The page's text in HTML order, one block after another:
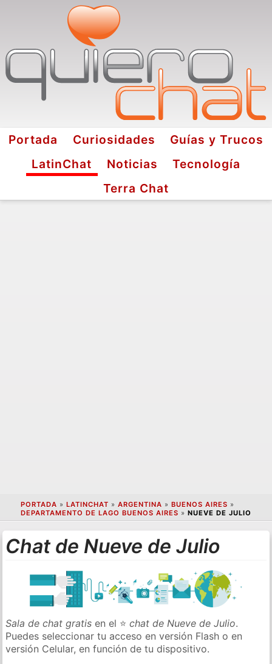
Portada Curiosidades
Guías y Trucos
LatinChat
Noticias
Tecnología
Terra Chat
PORTADA » LATINCHAT » ARGENTINA » BUENOS AIRES »
DEPARTAMENTO DE LAGO BUENOS AIRES » NUEVE DE JULIO
Chat de Nueve de Julio
Sala de chat gratis en el ⭐chat de Nueve de Julio.
Puedes seleccionar tu acceso en versión Flash o en
versión Celular, en función de tu dispositivo.